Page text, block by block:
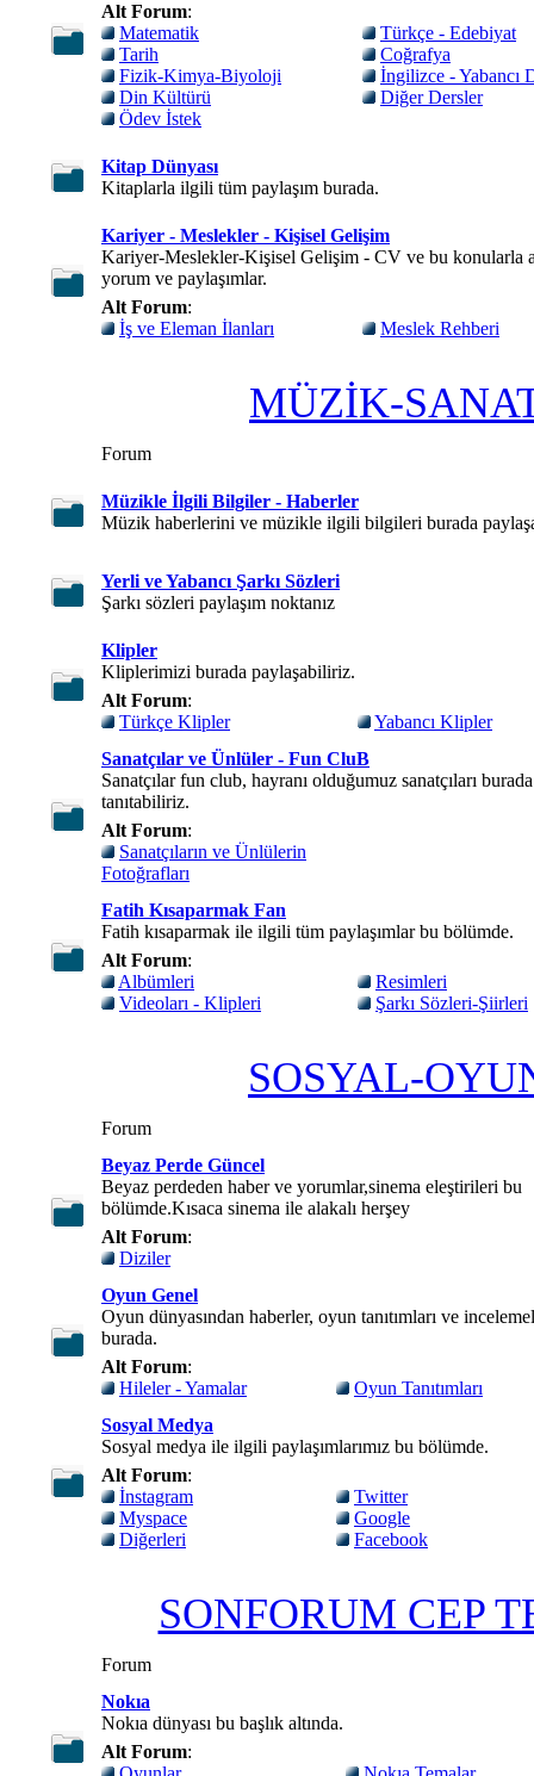
Alt Forum:
Matematik
Türkçe - Edebiyat
Tarih
Coğrafya
Fizik-Kimya-Biyoloji
İngilizce - Yabancı
Din Kültürü
Diğer Dersler
Ödev İstek
Kitap Dünyası
Kitaplarla ilgili tüm paylaşım burada.
Kariyer - Meslekler - Kişisel Gelişim
Kariyer-Meslekler-Kişisel Gelişim - CV ve bu konularla
yorum ve paylaşımlar.
Alt Forum:
İş ve Eleman İlanları
Meslek Rehberi
MÜZİK-
Forum
Müzikle İlgili Bilgiler - Haberler
Müzik haberlerini ve müzikle ilgili bilgileri burada
Yerli ve Yabancı Şarkı Sözleri
Şarkı sözleri paylaşım noktanız
Klipler
Kliplerimizi burada paylaşabiliriz.
Alt Forum:
Türkçe Klipler
Yabancı Klipler
Sanatçılar ve Ünlüler - Fun CluB
Sanatçılar fun club, hayranı olduğumuz sanatçıları burada
tanıtabiliriz.
Alt Forum:
Sanatçıların ve Ünlülerin
Fotoğrafları
Fatih Kısaparmak Fan
Fatih kısaparmak ile ilgili tüm paylaşımlar bu bölümde.
Alt Forum:
Albümleri
Resimleri
Videoları - Klipleri
Şarkı Sözleri-Şiirleri
SOSYAL-
Forum
Beyaz Perde Güncel
Beyaz perdeden haber ve yorumlar,sinema eleştirileri bu
bölümde.Kısaca sinema ile alakalı herşey
Alt Forum:
Diziler
Oyun Genel
Oyun dünyasından haberler, oyun tanıtımları ve
burada.
Alt Forum:
Hileler - Yamalar
Oyun Tanıtımları
Sosyal Medya
Sosyal medya ile ilgili paylaşımlarımız bu bölümde.
Alt Forum:
İnstagram
Twitter
Myspace
Google
Diğerleri
Facebook
SONFORUM CEP
Forum
Nokıa
Nokıa dünyası bu başlık altında.
Alt Forum: